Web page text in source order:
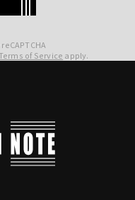
of Service apply.